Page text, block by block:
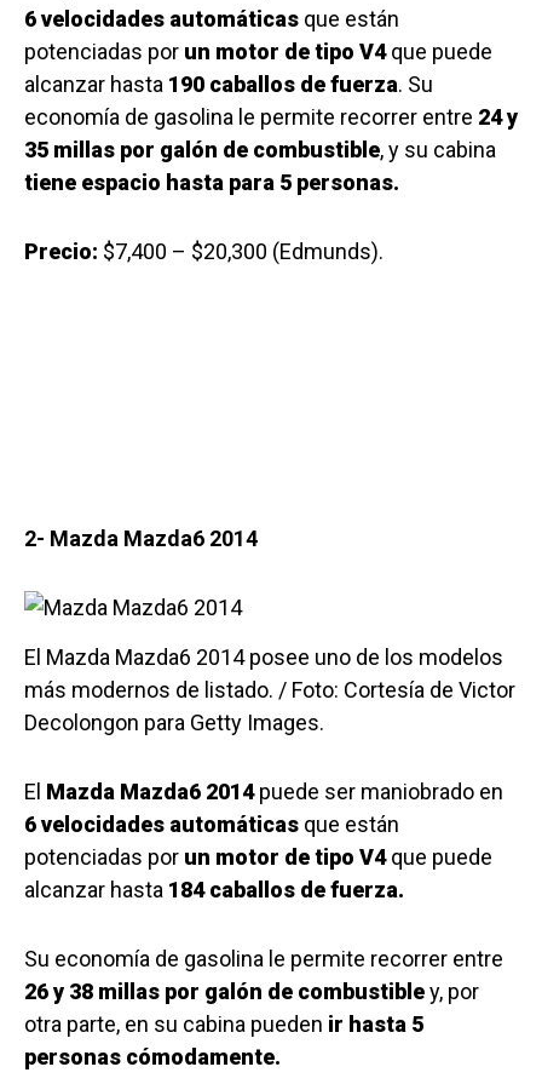
6 velocidades automáticas que están
potenciadas por un motor de tipo V4que puede
alcanzar hasta 190 caballos de fuerza. Su
economía de gasolina le permite recorrer entre 24 y
35 millas por galón de combustible, y su cabina
tiene espacio hasta para 5 personas.
Precio: $7,400 – $20,300 (Edmunds).
2- Mazda Mazda6 2014
El Mazda Mazda6 2014 posee uno de los modelos
más modernos de listado. / Foto: Cortesía de Victor
Decolongon para Getty Images.
El Mazda Mazda6 2014puede ser maniobrado en
6 velocidades automáticas que están
potenciadas por un motor de tipo V4que puede
alcanzar hasta 184 caballos de fuerza.
Su economía de gasolina le permite recorrer entre
26 y 38 millas por galón de combustibley, por
otra parte, en su cabina pueden ir hasta 5
personas cómodamente.